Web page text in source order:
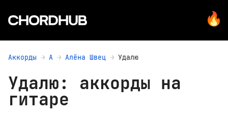
Аккорды А Алёна Швец Удалю
Удалю: аккорды на
гитаре